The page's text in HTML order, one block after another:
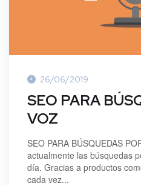
26/06/2019
SEO PARA
VOZ
SEO PARA BÚSQUEDAS
actualmente las búsquedas
día. Gracias a productos
cada vez...